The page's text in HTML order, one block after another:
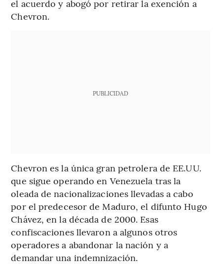
el acuerdo y abogó por retirar la exención a
Chevron.
PUBLICIDAD
Chevron es la única gran petrolera de EE.UU.
que sigue operando en Venezuela tras la
oleada de nacionalizaciones llevadas a cabo
por el predecesor de Maduro, el difunto Hugo
Chávez, en la década de 2000. Esas
confiscaciones llevaron a algunos otros
operadores a abandonar la nación y a
demandar una indemnización.